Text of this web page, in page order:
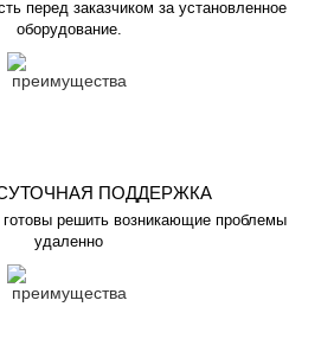
перед заказчиком за установленное
оборудование.
ПОДДЕРЖКА
решить возникающие проблемы
удаленно